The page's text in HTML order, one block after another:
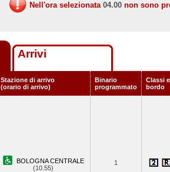
Nell'ora selezionata 04.00 non sono
Arrivi
Stazione di arrivo
(orario di arrivo)
Binario
programmato
Classi
bordo
BOLOGNA CENTRALE
(10.55)
1